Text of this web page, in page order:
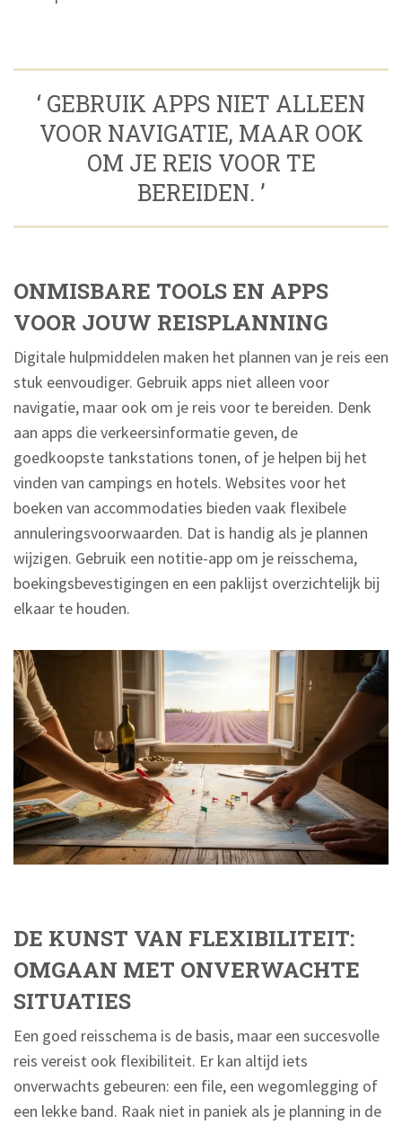
‘ GEBRUIK APPS NIET ALLEEN
VOOR NAVIGATIE, MAAR OOK
OM JE REIS VOOR TE
BEREIDEN. ’
ONMISBARE TOOLS EN APPS
VOOR JOUW REISPLANNING
Digitale hulpmiddelen maken het plannen van je reis een
stuk eenvoudiger. Gebruik apps niet alleen voor
navigatie, maar ook om je reis voor te bereiden. Denk
aan apps die verkeersinformatie geven, de
goedkoopste tankstations tonen, of je helpen bij het
vinden van campings en hotels. Websites voor het
boeken van accommodaties bieden vaak flexibele
annuleringsvoorwaarden. Dat is handig als je plannen
wijzigen. Gebruik een notitie-app om je reisschema,
boekingsbevestigingen en een paklijst overzichtelijk bij
elkaar te houden.
DE KUNST VAN FLEXIBILITEIT:
OMGAAN MET ONVERWACHTE
SITUATIES
Een goed reisschema is de basis, maar een succesvolle
reis vereist ook flexibiliteit. Er kan altijd iets
onverwachts gebeuren: een file, een wegomlegging of
een lekke band. Raak niet in paniek als je planning in de